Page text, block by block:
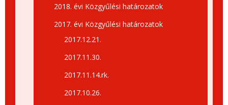
2018. évi Közgyűlési határozatok
2017. évi Közgyűlési határozatok
2017.12.21.
2017.11.30.
2017.11.14.rk.
2017.10.26.